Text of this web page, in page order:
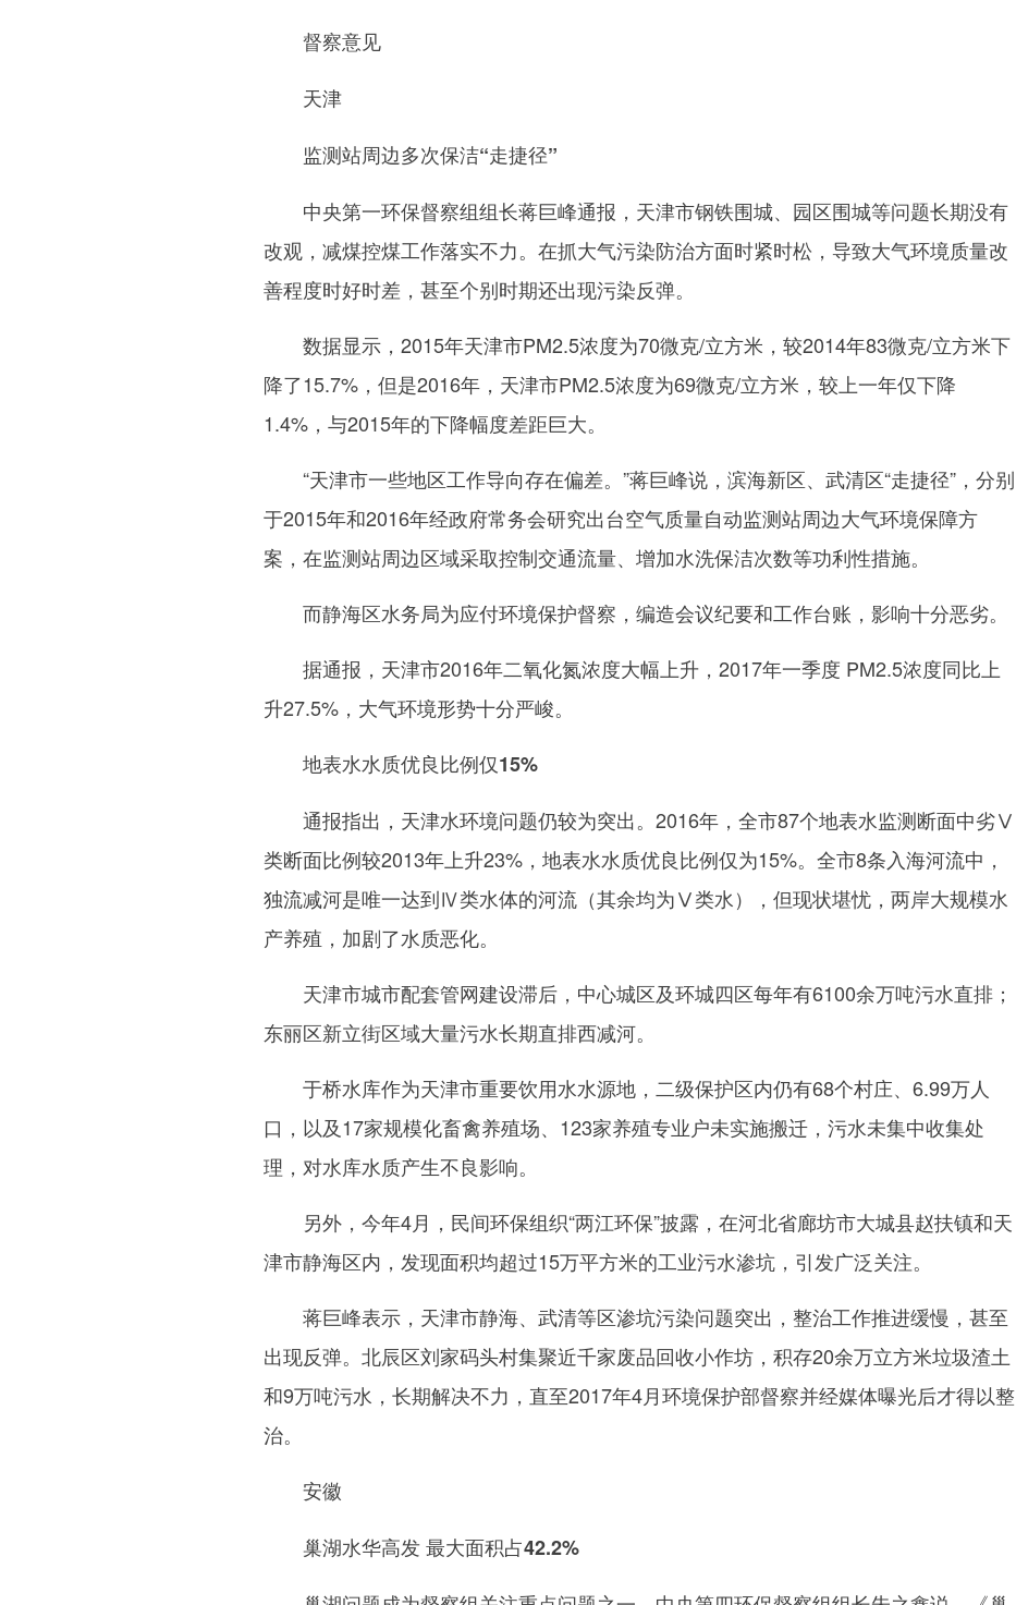
督察意见
天津
监测站周边多次保洁“走捷径”
中央第一环保督察组组长蒋巨峰通报，天津市钢铁围城、园区围城等问题长期没有
改观，减煤控煤工作落实不力。在抓大气污染防治方面时紧时松，导致大气环境质量改
善程度时好时差，甚至个别时期还出现污染反弹。
数据显示，2015年天津市PM2.5浓度为70微克/立方米，较2014年83微克/立方米下
降了15.7%，但是2016年，天津市PM2.5浓度为69微克/立方米，较上一年仅下降
1.4%，与2015年的下降幅度差距巨大。
“天津市一些地区工作导向存在偏差。”蒋巨峰说，滨海新区、武清区“走捷径”，分别
于2015年和2016年经政府常务会研究出台空气质量自动监测站周边大气环境保障方
案，在监测站周边区域采取控制交通流量、增加水洗保洁次数等功利性措施。
而静海区水务局为应付环境保护督察，编造会议纪要和工作台账，影响十分恶劣。
据通报，天津市2016年二氧化氮浓度大幅上升，2017年一季度 PM2.5浓度同比上
升27.5%，大气环境形势十分严峻。
地表水水质优良比例仅15%
通报指出，天津水环境问题仍较为突出。2016年，全市87个地表水监测断面中劣Ⅴ
类断面比例较2013年上升23%，地表水水质优良比例仅为15%。全市8条入海河流中，
独流减河是唯一达到Ⅳ类水体的河流（其余均为Ⅴ类水），但现状堪忧，两岸大规模水
产养殖，加剧了水质恶化。
天津市城市配套管网建设滞后，中心城区及环城四区每年有6100余万吨污水直排；
东丽区新立街区域大量污水长期直排西减河。
于桥水库作为天津市重要饮用水水源地，二级保护区内仍有68个村庄、6.99万人
口，以及17家规模化畜禽养殖场、123家养殖专业户未实施搬迁，污水未集中收集处
理，对水库水质产生不良影响。
另外，今年4月，民间环保组织“两江环保”披露，在河北省廊坊市大城县赵扶镇和天
津市静海区内，发现面积均超过15万平方米的工业污水渗坑，引发广泛关注。
蒋巨峰表示，天津市静海、武清等区渗坑污染问题突出，整治工作推进缓慢，甚至
出现反弹。北辰区刘家码头村集聚近千家废品回收小作坊，积存20余万立方米垃圾渣土
和9万吨污水，长期解决不力，直至2017年4月环境保护部督察并经媒体曝光后才得以整
治。
安徽
巢湖水华高发 最大面积占42.2%